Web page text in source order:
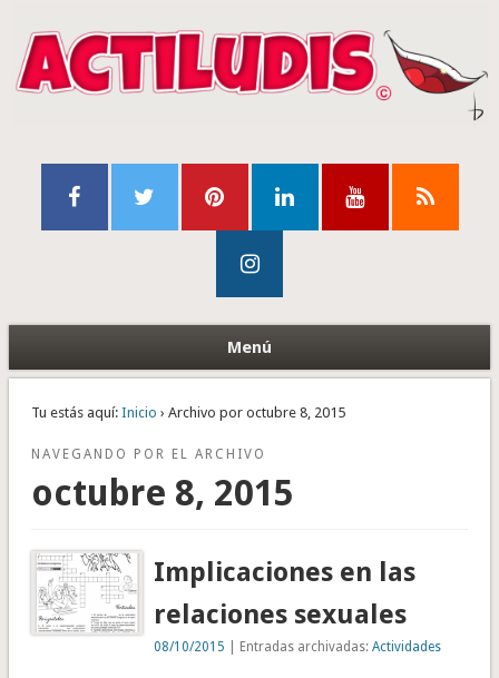
Menú
Tu estás aquí: Inicio › Archivo por octubre 8, 2015
NAVEGANDO POR EL ARCHIVO
octubre 8, 2015
Implicaciones en las
relaciones sexuales
08/10/2015 | Entradas archivadas:Actividades